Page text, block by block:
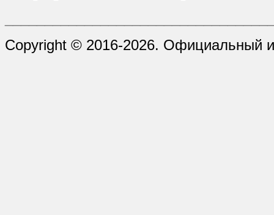
Copyright © 2016-2026. Официальный